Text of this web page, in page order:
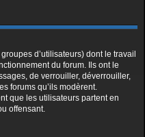
d’utilisateurs) dont le travail
du forum. Ils ont le
de verrouiller, déverrouiller,
forums qu’ils modèrent.
que les utilisateurs partent en
offensant.